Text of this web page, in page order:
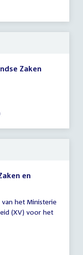
Zaken
en
het Ministerie
(XV) voor het